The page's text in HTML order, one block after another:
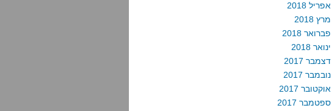
אפריל 2018
מרץ 2018
פברואר 2018
ינואר 2018
דצמבר 2017
נובמבר 2017
אוקטובר 2017
ספטמבר 2017